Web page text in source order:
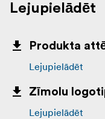
Lejupielādēt
Produkta
Lejupielādēt
Zīmolu
Lejupielādēt